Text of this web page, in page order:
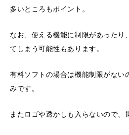
多いところもポイント。
なお、使える機能に制限があった
てしまう可能性もあります。
有料ソフトの場合は機能制限がな
みです。
またロゴや透かしも入らないので